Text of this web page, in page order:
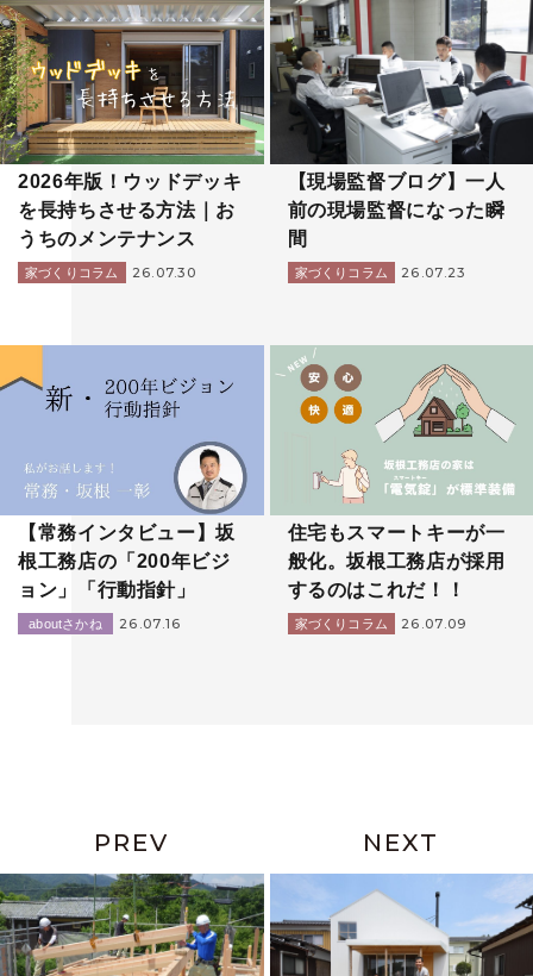
2026年版！ウッドデッキ
を長持ちさせる方法｜お
うちのメンテナンス
家づくりコラム 26.07.30
【現場監督ブログ】一人
前の現場監督になった瞬
間
家づくりコラム 26.07.23
【常務インタビュー】坂
根工務店の「200年ビジ
ョン」「行動指針」
aboutさかね 26.07.16
住宅もスマートキーが一
般化。坂根工務店が採用
するのはこれだ！！
家づくりコラム 26.07.09
PREV NEXT